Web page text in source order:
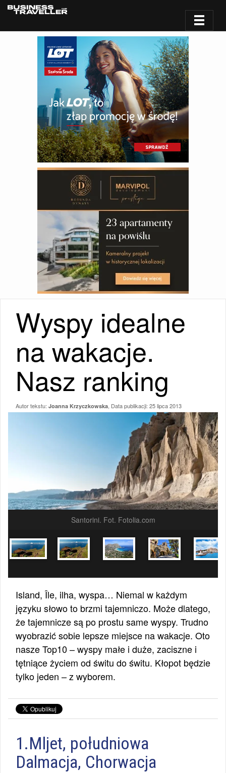
Wyspy idealne
na wakacje.
Nasz ranking
Autor tekstu: Joanna Krzyczkowska , Data publikacji: 25 lipca 2013
Santorini. Fot. Fotolia.com
Island, Île, ilha, wyspa… Niemal w każdym
języku słowo to brzmi tajemniczo. Może dlatego,
że tajemnicze są po prostu same wyspy. Trudno
wyobrazić sobie lepsze miejsce na wakacje. Oto
nasze Top10 – wyspy małe i duże, zaciszne i
tętniące życiem od świtu do świtu. Kłopot będzie
tylko jeden – z wyborem.
1.Mljet, południowa
Dalmacja, Chorwacja